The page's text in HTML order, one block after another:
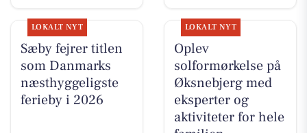
LOKALT NYT
Sæby fejrer titlen
som Danmarks
næsthyggeligste
ferieby i 2026
LOKALT NYT
Oplev
solformørkelse på
Øksnebjerg med
eksperter og
aktiviteter for hele